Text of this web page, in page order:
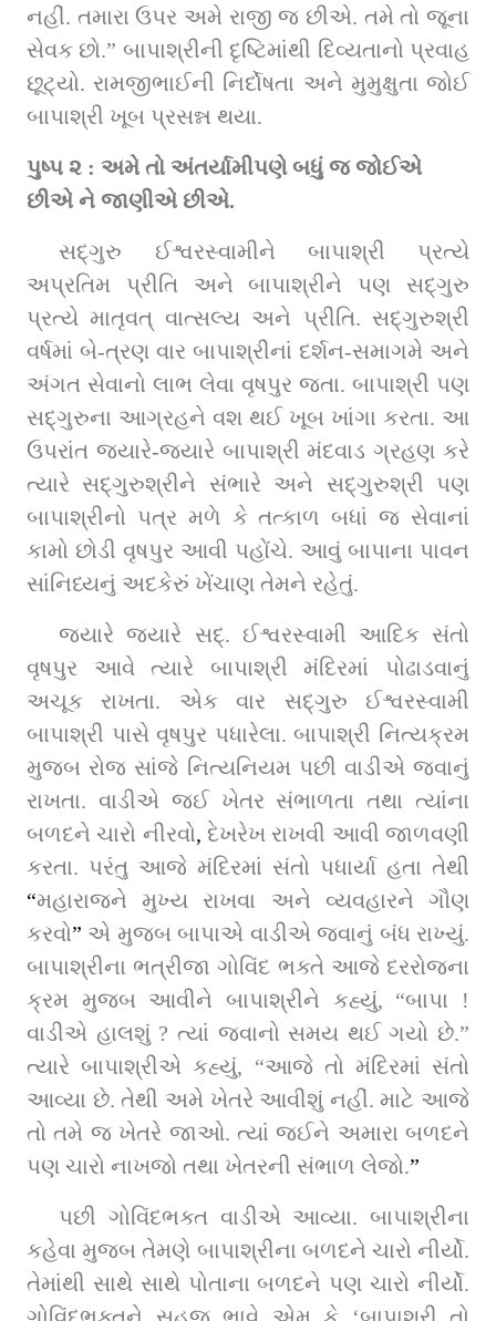
નહીં. તમારા ઉપર અમે રાજી જ છીએ. તમે તો જૂના
સેવક છો.” બાપાશ્રીની દૃષ્ટિમાંથી દિવ્યતાનો પ્રવાહ
છૂટ્યો. રામજીભાઈની નિર્દોષતા અને મુમુક્ષુતા જોઈ
બાપાશ્રી ખૂબ પ્રસન્ન થયા.
પુષ્પ ૨ : અમે તો અંતર્યામીપણે બધું જ જોઈએ
છીએ ને જાણીએ છીએ.
સદ્‌ગુરુ ઈશ્વરસ્વામીને બાપાશ્રી પ્રત્યે
અપ્રતિમ પ્રીતિ અને બાપાશ્રીને પણ સદ્‌ગુરુ
પ્રત્યે માતૃવત્‌ વાત્સલ્ય અને પ્રીતિ. સદ્‌ગુરુશ્રી
વર્ષમાં બે-ત્રણ વાર બાપાશ્રીનાં દર્શન-સમાગમે અને
અંગત સેવાનો લાભ લેવા વૃષપુર જતા. બાપાશ્રી પણ
સદ્‌ગુરુના આગ્રહને વશ થઈ ખૂબ ખાંગા કરતા. આ
ઉપરાંત જ્યારે-જ્યારે બાપાશ્રી મંદવાડ ગ્રહણ કરે
ત્યારે સદ્‌ગુરુશ્રીને સંભારે અને સદ્‌ગુરુશ્રી પણ
બાપાશ્રીનો પત્ર મળે કે તત્કાળ બધાં જ સેવાનાં
કામો છોડી વૃષપુર આવી પહોંચે. આવું બાપાના પાવન
સાંનિધ્યનું અદકેરું ખેંચાણ તેમને રહેતું.
જ્યારે જ્યારે સદ્‌. ઈશ્વરસ્વામી આદિક સંતો
વૃષપુર આવે ત્યારે બાપાશ્રી મંદિરમાં પોઢાડવાનું
અચૂક રાખતા. એક વાર સદ્‌ગુરુ ઈશ્વરસ્વામી
બાપાશ્રી પાસે વૃષપુર પધારેલા. બાપાશ્રી નિત્યક્રમ
મુજબ રોજ સાંજે નિત્યનિયમ પછી વાડીએ જવાનું
રાખતા. વાડીએ જઈ ખેતર સંભાળતા તથા ત્યાંના
બળદને ચારો નીરવો, દેખરેખ રાખવી આવી જાળવણી
“મહારાજને મુખ્ય રાખવા અને વ્યવહારને ગૌણ
કરવો” એ મુજબ બાપાએ વાડીએ જવાનું બંધ રાખ્યું.
બાપાશ્રીના ભત્રીજા ગોવિંદ ભક્તે આજે દરરોજના
ક્રમ મુજબ આવીને બાપાશ્રીને કહ્યું, “બાપા !
વાડીએ હાલશું ? ત્યાં જવાનો સમય થઈ ગયો છે.”
ત્યારે બાપાશ્રીએ કહ્યું, “આજે તો મંદિરમાં સંતો
આવ્યા છે. તેથી અમે ખેતરે આવીશું નહીં. માટે આજે
તો તમે જ ખેતરે જાઓ. ત્યાં જઈને અમારા બળદને
પણ ચારો નાખજો તથા ખેતરની સંભાળ લેજો.”
પછી ગોવિંદભક્ત વાડીએ આવ્યા. બાપાશ્રીના
કહેવા મુજબ તેમણે બાપાશ્રીના બળદને ચારો નીર્યો.
તેમાંથી સાથે સાથે પોતાના બળદને પણ ચારો નીર્યો.